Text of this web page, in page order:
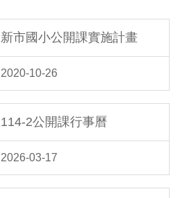
新市國小公開課實施計畫
2020-10-26
114-2公開課行事曆
2026-03-17